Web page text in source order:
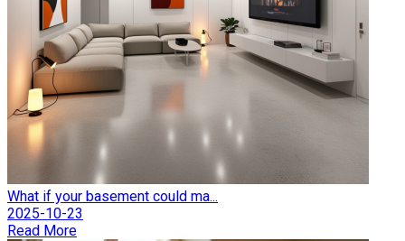
What if your basement could ma...
2025-10-23
Read More